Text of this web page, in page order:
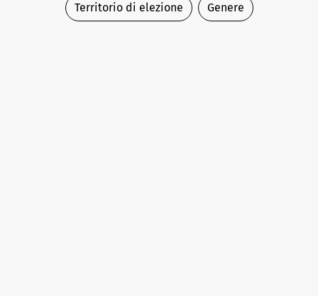
Territorio di elezione Genere